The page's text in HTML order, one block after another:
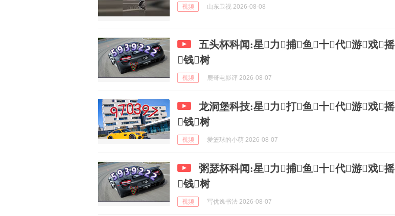
视频 山东卫视 2026-08-08
五头杯科闻:星力捕鱼十代游戏摇
钱树
视频 鹿哥电影评 2026-08-07
龙洞堡科技:星力打鱼十代游戏摇
钱树
视频 爱篮球的小萌 2026-08-07
粥瑟杯科闻:星力捕鱼十代游戏摇
钱树
视频 写优逸书法 2026-08-07